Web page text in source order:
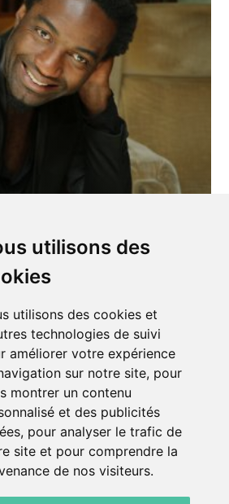
utilisons des
utilisons des cookies et
technologies de suivi
améliorer votre expérience
sur notre site, pour
montrer un contenu
et des publicités
pour analyser le trafic de
site et pour comprendre la
de nos visiteurs.
Capitaine Alexandre